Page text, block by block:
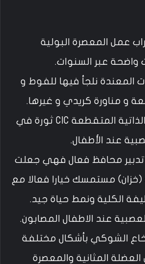
عمل المعصرة البولية
واضحة عبر السنوات.
المعندة نلجأ فيها للفوط و
و مناورة كريدي و غيرها.
أحدثت القثطرة الذاتية المتقطعة CIC ثورة في
عند الأطفال.
تدبير محافظ فعال فهي جعلت
مستمسك خيارا فعالا مع
الكلية ونمط حياة جيد.
عند الاطفال المصابون.
الشوكي بأشكال مختلفة
المثانية والمعصرة